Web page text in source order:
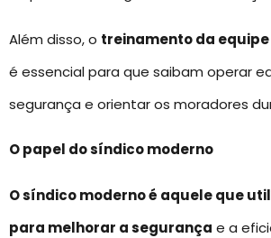
Além disso, o treinamento da
é essencial para que saibam operar
segurança e orientar os moradores
O papel do síndico moderno
O síndico moderno é aquele que
para melhorar a segurança e a